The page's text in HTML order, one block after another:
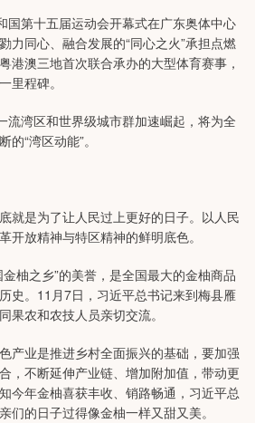
国第十五届运动会开幕式在广东奥体中心
力同心、融合发展的“同心之火”承担点燃
港澳三地首次联合承办的大型体育赛事，
里程碑。
流湾区和世界级城市群加速崛起，将为全
“湾区动能”。
就是为了让人民过上更好的日子。以人民
开放精神与特区精神的鲜明底色。
柚之乡”的美誉，是全国最大的金柚商品
史。11月7日，习近平总书记来到梅县雁
果农和农技人员亲切交流。
产业是推进乡村全面振兴的基础，要加强
，不断延伸产业链、增加附加值，带动更
今年金柚喜获丰收、销路畅通，习近平总
们的日子过得像金柚一样又甜又美。